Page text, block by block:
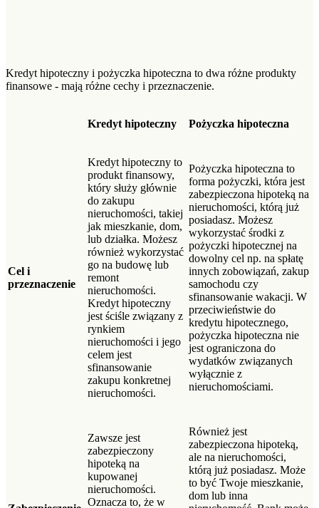
Kredyt hipoteczny i pożyczka hipoteczna to dwa różne produkty
finansowe - mają różne cechy i przeznaczenie.
Kredyt hipoteczny Pożyczka hipoteczna
Cel i
przeznaczenie
Kredyt hipoteczny to
produkt finansowy,
który służy głównie
do zakupu
nieruchomości, takiej
jak mieszkanie, dom,
lub działka. Możesz
również wykorzystać
go na budowę lub
remont
nieruchomości.
Kredyt hipoteczny
jest ściśle związany z
rynkiem
nieruchomości i jego
celem jest
sfinansowanie
zakupu konkretnej
nieruchomości.
Pożyczka hipoteczna to
forma pożyczki, która jest
zabezpieczona hipoteką na
nieruchomości, którą już
posiadasz. Możesz
wykorzystać środki z
pożyczki hipotecznej na
dowolny cel np. na spłatę
innych zobowiązań, zakup
samochodu czy
sfinansowanie wakacji. W
przeciwieństwie do
kredytu hipotecznego,
pożyczka hipoteczna nie
jest ograniczona do
wydatków związanych
wyłącznie z
nieruchomościami.
Zawsze jest
zabezpieczony
hipoteką na
kupowanej
nieruchomości.
Oznacza to, że w
Również jest
zabezpieczona hipoteką,
ale na nieruchomości,
którą już posiadasz. Może
to być Twoje mieszkanie,
dom lub inna